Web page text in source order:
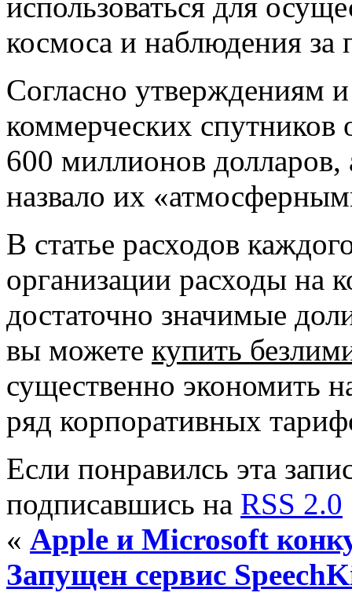
космоса и наблюдения
Согласно утверждениям
коммерческих спутников
600 миллионов долларов,
назвало их
В статье расходов
организации расходы на
достаточно значимые
вы можете купить
существенно экономить
ряд корпоративных
Если понравилсь эта
подписавшись на RSS 2.0
« Apple и Microsoft
Запущен сервис